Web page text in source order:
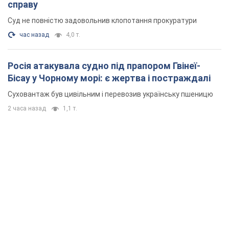
справу
Суд не повністю задовольнив клопотання прокуратури
час назад 4,0 т.
Росія атакувала судно під прапором Гвінеї-
Бісау у Чорному морі: є жертва і постраждалі
Суховантаж був цивільним і перевозив українську пшеницю
2 часа назад 1,1 т.